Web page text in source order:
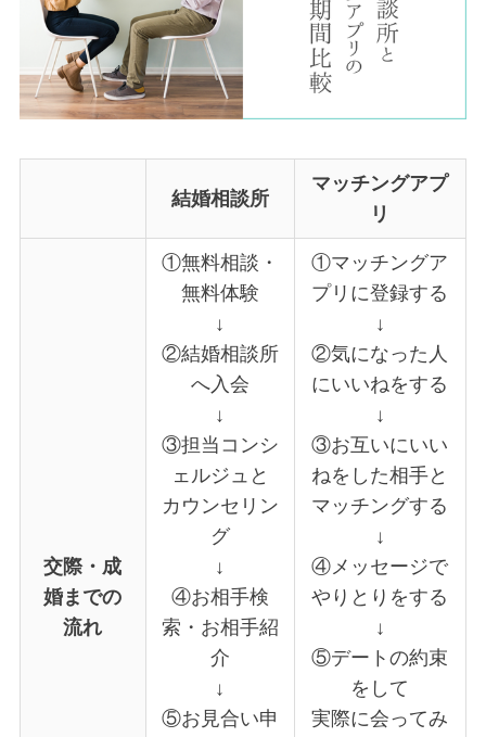
結婚相談所
マッチングアプ
リ
交際・成
婚までの
流れ
①無料相談・
無料体験
↓
②結婚相談所
へ入会
↓
③担当コンシ
ェルジュと
カウンセリン
グ
↓
④お相手検
索・お相手紹
介
↓
⑤お見合い申
①マッチングア
プリに登録する
↓
②気になった人
にいいねをする
↓
③お互いにいい
ねをした相手と
マッチングする
↓
④メッセージで
やりとりをする
↓
⑤デートの約束
をして
実際に会ってみ